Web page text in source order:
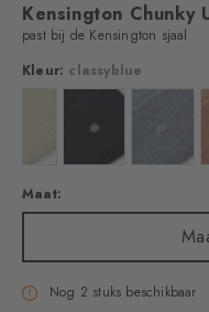
Kensington Chunky
past bij de Kensington sjaal
Kleur: classyblue
Kleur: woolwhiteKleur: black
Maat:
Nog 2 stuks beschikbaar